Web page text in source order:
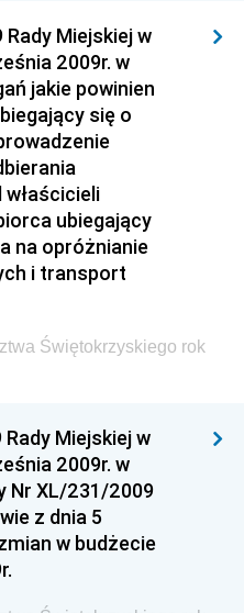
Rozwoju i Finansów
Urzędu Górniczego
Urzędu Transportu
Przedsiębiorczości i
Inwestycji i Rozwoju
Dyrektora Archiwów
Finansów, Inwestycji i
Sportu
Funduszy i Polityki
Aktywów Państwowych
Zdrowia
Miejskiej w
2009r. w
jakie powinien
się o
ubiegający
na opróżnianie
i transport
Świętokrzyskiego rok
Miejskiej w
2009r. w
Nr XL/231/2009
z dnia 5
w budżecie